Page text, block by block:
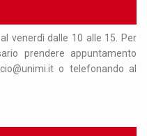
i nostri uffici saranno chiusi
estive. Dal 20 al 24 luglio
email. Gli uffici riapriranno
2026. Buona estate!